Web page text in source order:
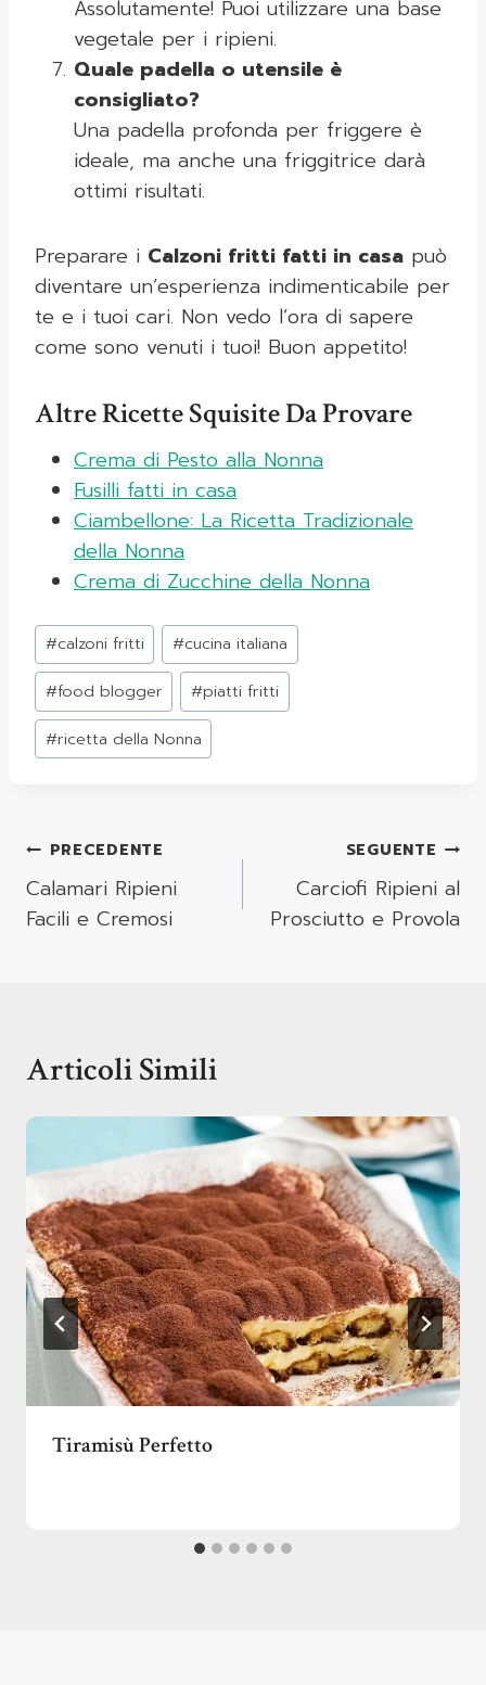
Assolutamente! Puoi utilizzare una base
vegetale per i ripieni.
Quale padella o utensile è
consigliato?
Una padella profonda per friggere è
ideale, ma anche una friggitrice darà
ottimi risultati.
Preparare i Calzoni fritti fatti in casa può
diventare un’esperienza indimenticabile per
te e i tuoi cari. Non vedo l’ora di sapere
come sono venuti i tuoi! Buon appetito!
Altre Ricette Squisite Da Provare
Crema di Pesto alla Nonna
Fusilli fatti in casa
Ciambellone: La Ricetta Tradizionale
della Nonna
Crema di Zucchine della Nonna
Tag
articolo:
#calzoni fritti #cucina italiana
#food blogger #piatti fritti
#ricetta della Nonna
Navigazione
Articoli
PRECEDENTE
Calamari Ripieni
Facili e Cremosi
SEGUENTE
Carciofi Ripieni al
Prosciutto e Provola
Articoli Simili
Tiramisù Perfetto